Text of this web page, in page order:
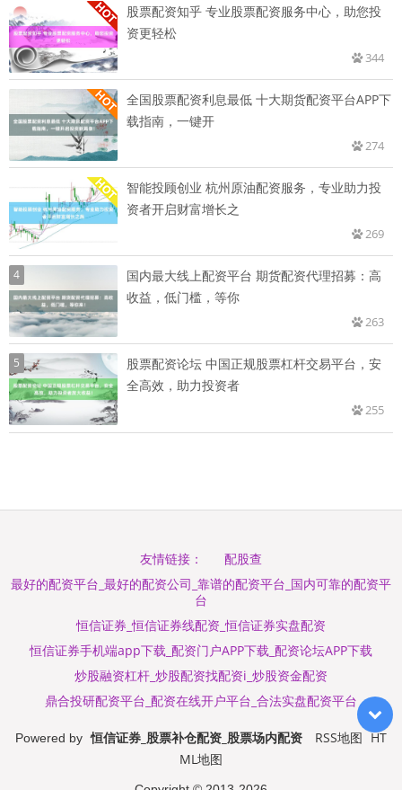
股票配资知乎 专业股票配资服务中心，助您投
资更轻松
344
全国股票配资利息最低 十大期货配资平台APP下
载指南，一键开
274
智能投顾创业 杭州原油配资服务，专业助力投
资者开启财富增长之
269
4
国内最大线上配资平台 期货配资代理招募：高
收益，低门槛，等你
263
5
股票配资论坛 中国正规股票杠杆交易平台，安
全高效，助力投资者
255
友情链接：
配股查
最好的配资平台_最好的配资公司_靠谱的配资平台_国内可靠的配资平
台
恒信证券_恒信证券线配资_恒信证券实盘配资
恒信证券手机端app下载_配资门户APP下载_配资论坛APP下载
炒股融资杠杆_炒股配资找配资i_炒股资金配资
鼎合投研配资平台_配资在线开户平台_合法实盘配资平台
Powered by 恒信证券_股票补仓配资_股票场内配资 RSS地图 HT
ML地图